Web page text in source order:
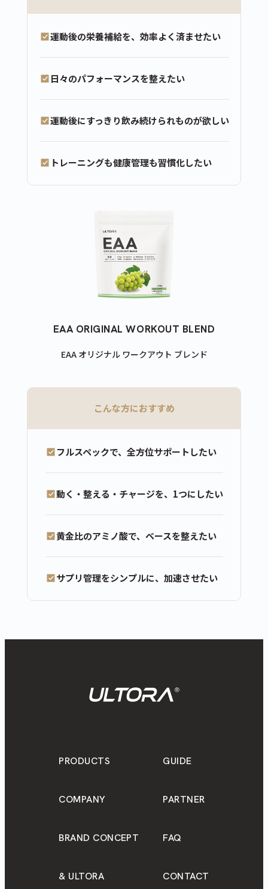
運動後の栄養補給を、効率よく済ませたい
日々のパフォーマンスを整えたい
運動後にすっきり飲み続けられものが欲しい
トレーニングも健康管理も習慣化したい
EAA ORIGINAL WORKOUT BLEND
EAA オリジナル ワークアウト ブレンド
こんな方におすすめ
フルスペックで、全方位サポートしたい
動く・整える・チャージを、1つにしたい
黄金比のアミノ酸で、ベースを整えたい
サプリ管理をシンプルに、加速させたい
PRODUCTS GUIDE
COMPANY PARTNER
BRAND CONCEPT FAQ
& ULTORA CONTACT